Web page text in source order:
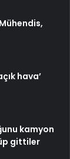
hava’
kamyon
gittiler